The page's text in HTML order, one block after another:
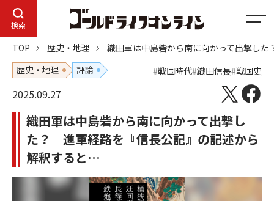
検索
メ
ニ
ュ
ー
TOP 歴史・地理
織田軍は中島砦から南に向かって出撃し
歴史・地理
評論 戦国時代 織田信長 戦国史
2025.09.27
織田軍は中島砦から南に向かって出撃し
た？ 進軍経路を『信長公記』の記述から
解釈すると…